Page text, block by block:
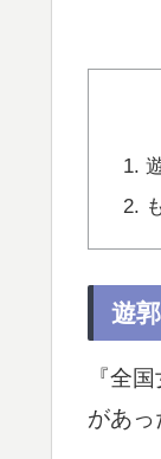
遊
『全
があっ